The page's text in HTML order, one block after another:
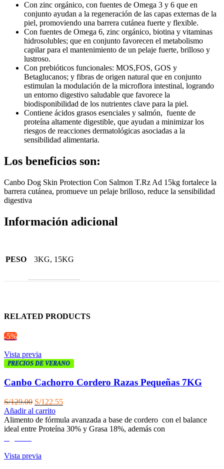
Con zinc orgánico, con fuentes de Omega 3 y 6 que en
conjunto ayudan a la regeneración de las capas externas de la
piel, promoviendo una barrera cutánea fuerte y flexible.
Con fuentes de Omega 6, zinc orgánico, biotina y vitaminas
hidrosolubles; que en conjunto favorecen el metabolismo
capilar para el mantenimiento de un pelaje fuerte, brilloso y
lustroso.
Con prebióticos funcionales: MOS,FOS, GOS y
Betaglucanos; y fibras de origen natural que en conjunto
estimulan la modulación de la microflora intestinal, logrando
un entorno digestivo saludable que favorece la
biodisponibilidad de los nutrientes clave para la piel.
Contiene ácidos grasos esenciales y salmón, fuente de
proteína altamente digestible, que ayudan a minimizar los
riesgos de reacciones dermatológicas asociadas a la
sensibilidad alimentaria.
Los beneficios son:
Canbo Dog Skin Protection Con Salmon T.Rz Ad 15kg fortalece la
barrera cutánea, promueve un pelaje brilloso, reduce la sensibilidad
digestiva
Información adicional
PESO 3KG, 15KG
RELATED PRODUCTS
-5%
Vista previa
PRECIOS DE VERANO
Canbo Cachorro Cordero Razas Pequeñas 7KG
S/129.00 El
precio
original
era:
S/122.55El
actual
es:
Añadir al carrito
Alimento de fórmula avanzada a base de cordero con el balance
ideal entre Proteína 30% y Grasa 18%, además con
Vista previa